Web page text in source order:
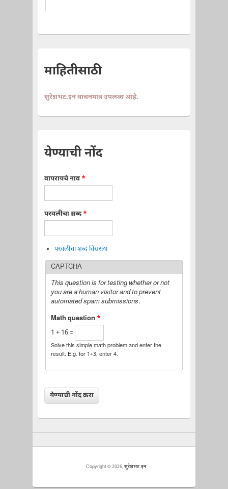
माहितीसाठी
सुरेशभट.इन वाचनमात्र उपलब्ध आहे.
येण्याची नोंद
वापरायचे नाव *
परवलीचा शब्द*
परवलीचा शब्द विसरला
CAPTCHA
This question is for testing whether or not
you are a human visitor and to prevent
automated spam submissions.
Math question *
1 + 16 =
Solve this simple math problem and enter the
result. E.g. for 1+3, enter 4.
Copyright © 2026,सुरेशभट.इन